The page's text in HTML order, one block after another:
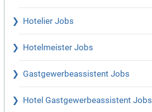
Hotelier Jobs
Hotelmeister Jobs
Gastgewerbeassistent Jobs
Hotel Gastgewerbeassistent Jobs